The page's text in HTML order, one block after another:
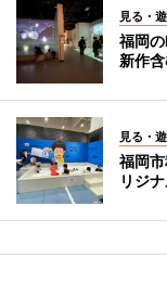
見る・
福岡
新作
見る・
福岡
リジ